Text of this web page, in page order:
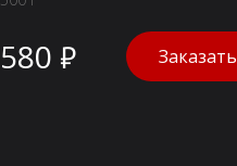
580 ₽ Заказать